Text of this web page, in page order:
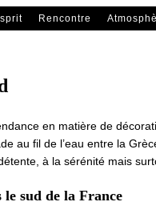
rechercheRencontre
en matière de
au fil de l’eau entre la
à la sérénité mais
le sud de la France